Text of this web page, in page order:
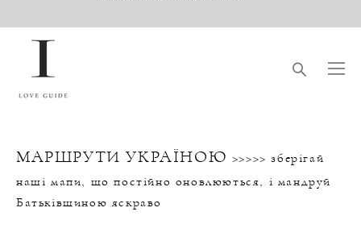
МАРШРУТИ УКРАЇНОЮ >>>>>зберігай
наші мапи, що постійно оновлюються, і мандруй
Батьківщиною яскраво